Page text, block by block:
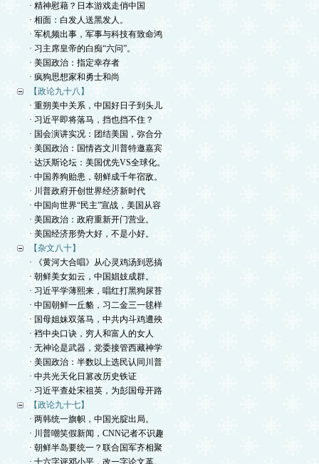
· 精神慰藉？日本游戏走俏中国
· 相面：白发人送黑发人。
· 军机频出事，军事与科技有致命鸿
· 习主席皇帝的白痴“六问”。
· 美国政治：指定幸存者
· 疯狗思想家和勇士和尚
【政论九十八】
· 重朔美中关系，中国好日子到头儿
· 习近平即将落马，挡也挡不住？
· 国会演讲实况：团结美国，弥合分
· 美国政治：国情咨文川普特邀嘉宾
· 达沃斯论坛：美国优先VS全球化。
· 中国养狗贻患，朝鲜成千年宿敌。
· 川普政府开创世界经济新时代
· 中国向世界“民主”宣战，美国从容
· 美国政治：政府重新开门营业。
· 美国经济形势大好，不是小好。
【杂文八十】
· 《黄河大合唱》从心灵鸡汤到恶搞
· 朝鲜美女如云，中国娼妓成群。
· 习近平学薄熙来，唱红打黑狗尿苔
· 中国朝鲜一丘貉，习二金三一毬样
· 国母姐妹双落马，中共内斗鸡遭殃
· 裆中央口诀，穷人和富人的女人
· 无神论是武器，党委接管西藏神学
· 美国政治：半数以上选民认同川普
· 中共光天化日篡改历史铁证
· 习近平查处宋祖英，为彭国母开路
【政论九十七】
· 两韩统一旗帜，中国光腚出局。
· 川普嘲笑假新闻，CNN记者不识趣
· 朝鲜半岛要统一？联合国军齐相聚
· 十六字评邓小平，改一字论文革。